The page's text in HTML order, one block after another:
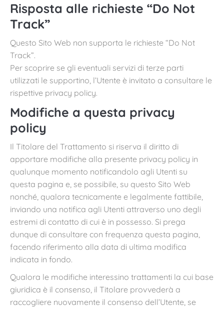
Risposta alle richieste “Do Not
Track”
Questo Sito Web non supporta le richieste “Do Not
Track”.
Per scoprire se gli eventuali servizi di terze parti
utilizzati le supportino, l’Utente è invitato a consultare le
rispettive privacy policy.
Modifiche a questa privacy
policy
Il Titolare del Trattamento si riserva il diritto di
apportare modifiche alla presente privacy policy in
qualunque momento notificandolo agli Utenti su
questa pagina e, se possibile, su questo Sito Web
nonché, qualora tecnicamente e legalmente fattibile,
inviando una notifica agli Utenti attraverso uno degli
estremi di contatto di cui è in possesso. Si prega
dunque di consultare con frequenza questa pagina,
facendo riferimento alla data di ultima modifica
indicata in fondo.
Qualora le modifiche interessino trattamenti la cui base
giuridica è il consenso, il Titolare provvederà a
raccogliere nuovamente il consenso dell’Utente, se